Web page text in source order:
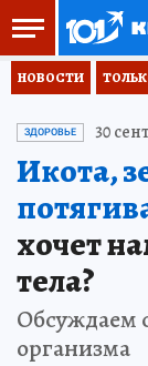
НОВОСТИ
ЗДОРОВЬЕ 30
Икота,
хочет
тела?
Обсуждаем
организма